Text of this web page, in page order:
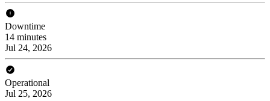
Downtime
14 minutes
Jul 24, 2026
Operational
Jul 25, 2026